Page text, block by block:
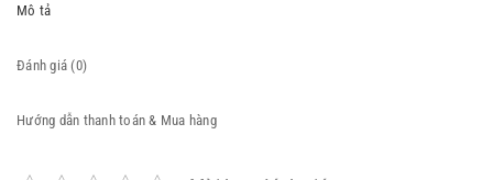
Mô tả
Đánh giá (0)
Hướng dẫn thanh toán & Mua hàng